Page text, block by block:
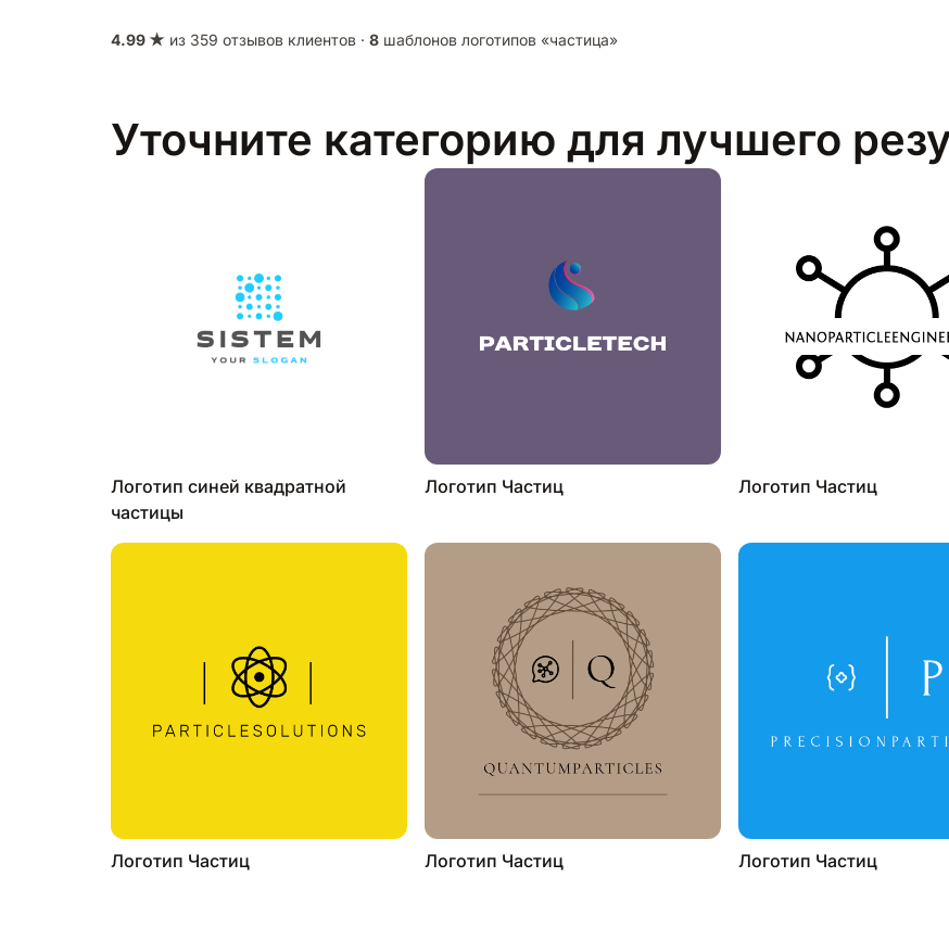
4.99 ★ из 359 отзывов клиентов · 8 шаблонов логотипов «частица»
Уточните категорию для лучшего
Логотип синей квадратной
частицы
Логотип Частиц Логотип Частиц
Логотип Частиц Логотип Частиц Логотип Частиц